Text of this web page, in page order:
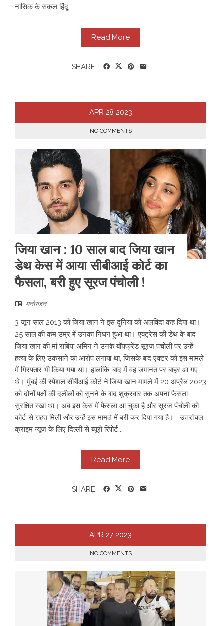
नासिक के सकल हिंदू...
Read More
SHARE
APR 28 2023
NO COMMENTS
जिया खान : 10 साल बाद जिया खान
डेथ केस में आया सीबीआई कोर्ट का
फैसला, बरी हुए सूरज पंचोली !
मनोरंजन
3 जून साल 2013 को जिया खान ने इस दुनिया को अलविदा कह दिया था।
25 साल की कम उम्र में उनका निधन हुआ था। एक्ट्रेस की डेथ के बाद
जिया खान की मां राबिया अमिन ने उनके बॉयफ्रेंड सूरज पंचोली पर उन्हें
हत्या के लिए उकसाने का आरोप लगाया था, जिसके बाद एक्टर को इस मामले
में गिरफ्तार भी किया गया था। हालांकि, बाद में वह जमानत पर बाहर आ गए
थे। मुंबई की स्पेशल सीबीआई कोर्ट ने जिया खान मामले में 20 अप्रैल 2023
को दोनों पक्षों की दलीलों को सुनने के बाद शुक्रवार तक अपना फैसला
सुरक्षित रखा था। अब इस केस में फैसला आ चुका है और सूरज पंचोली को
कोर्ट से राहत मिली और उन्हें इस मामले में बरी कर दिया गया है। उत्तरांचल
क्राइम न्यूज के लिए दिल्ली से ब्यूरो रिपोर्ट...
Read More
SHARE
APR 27 2023
NO COMMENTS